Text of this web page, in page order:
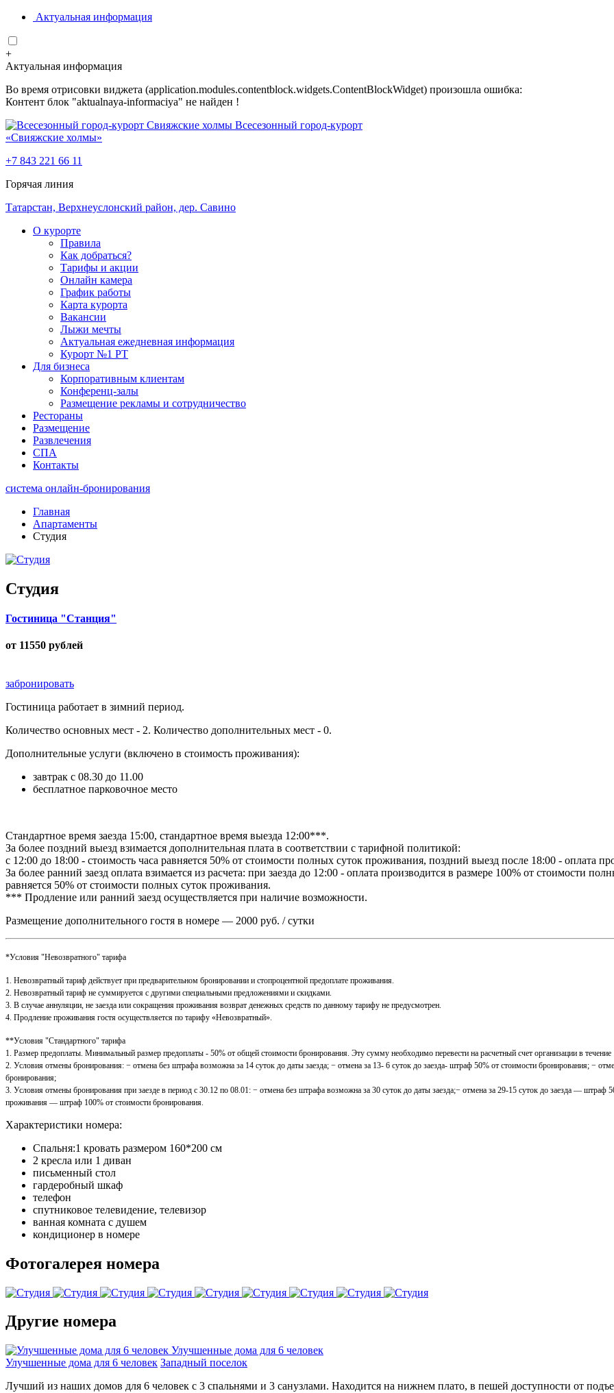
Актуальная информация
+
Актуальная информация
Во время отрисовки виджета (application.modules.contentblock.widgets.ContentBlockWidget) произошла ошибка:
Контент блок "aktualnaya-informaciya" не найден !
Всесезонный город-курорт
«Свияжские холмы»
+7 843 221 66 11
Горячая линия
Татарстан, Верхнеуслонский район, дер. Савино
О курорте
Правила
Как добраться?
Тарифы и акции
Онлайн камера
График работы
Карта курорта
Вакансии
Лыжи мечты
Актуальная ежедневная информация
Курорт №1 РТ
Для бизнеса
Корпоративным клиентам
Конференц-залы
Размещение рекламы и сотрудничество
Рестораны
Размещение
Развлечения
СПА
Контакты
система онлайн-бронирования
Главная
Апартаменты
Студия
Студия
Гостиница "Станция"
от 11550 рублей
забронировать
Гостиница работает в зимний период.
Количество основных мест - 2. Количество дополнительных мест - 0.
Дополнительные услуги (включено в стоимость проживания):
завтрак с 08.30 до 11.00
бесплатное парковочное место
Стандартное время заезда 15:00, стандартное время выезда 12:00***.
За более поздний выезд взимается дополнительная плата в соответствии с тарифной политикой:
с 12:00 до 18:00 - стоимость часа равняется 50% от стоимости полных суток проживания, поздний выезд после 18:00 - оплата
За более ранний заезд оплата взимается из расчета: при заезда до 12:00 - оплата производится в размере 100% от стоимости
равняется 50% от стоимости полных суток проживания.
*** Продление или ранний заезд осуществляется при наличие возможности.
Размещение дополнительного гостя в номере — 2000 руб. / сутки
*Условия "Невозвратного" тарифа
1. Невозвратный тариф действует при предварительном бронировании и стопроцентной предоплате проживания.
2. Невозвратный тариф не суммируется с другими специальными предложениями и скидками.
3. В случае аннуляции, не заезда или сокращения проживания возврат денежных средств по данному тарифу не предусмотрен.
4. Продление проживания гостя осуществляется по тарифу «Невозвратный».
**Условия "Стандартного" тарифа
1. Размер предоплаты. Минимальный размер предоплаты - 50% от общей стоимости бронирования. Эту сумму необходимо перевести на расчетный счет организации в течение
2. Условия отмены бронирования: − отмена без штрафа возможна за 14 суток до даты заезда; − отмена за 13- 6 суток до заезда- штраф 50% от стоимости бронирования; −
бронирования;
3. Условия отмены бронирования при заезде в период с 30.12 по 08.01: − отмена без штрафа возможна за 30 суток до даты заезда;− отмена за 29-15 суток до заезда — штраф
проживания — штраф 100% от стоимости бронирования.
Характеристики номера:
Спальня:1 кровать размером 160*200 см
2 кресла или 1 диван
письменный стол
гардеробный шкаф
телефон
спутниковое телевидение, телевизор
ванная комната с душем
кондиционер в номере
Фотогалерея номера
Другие номера
Улучшенные дома для 6 человек
Улучшенные дома для 6 человек Западный поселок
Лучший из наших домов для 6 человек с 3 спальнями и 3 санузлами. Находится на нижнем плато, в пешей доступности от